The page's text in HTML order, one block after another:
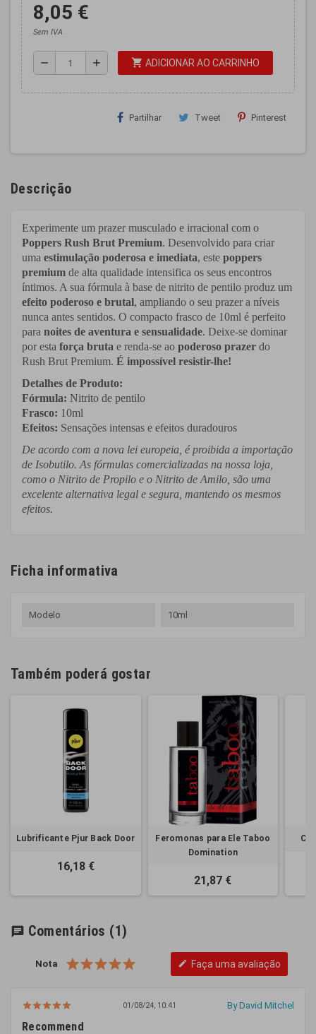
8,05 €
Sem IVA
remove add shopping_cart ADICIONAR AO CARRINHO
Partilhar Tweet Pinterest
Descrição
Experimente um prazer musculado e irracional com o
Poppers Rush Brut Premium. Desenvolvido para criar
uma estimulação poderosa e imediata, este poppers
premium de alta qualidade intensifica os seus encontros
íntimos. A sua fórmula à base de nitrito de pentilo produz um
efeito poderoso e brutal, ampliando o seu prazer a níveis
nunca antes sentidos. O compacto frasco de 10ml é perfeito
para noites de aventura e sensualidade. Deixe-se dominar
por esta força bruta e renda-se ao poderoso prazer do
Rush Brut Premium. É impossível resistir-lhe!
Detalhes de Produto:
Fórmula: Nitrito de pentilo
Frasco: 10ml
Efeitos: Sensações intensas e efeitos duradouros
De acordo com a nova lei europeia, é proibida a importação
de Isobutilo. As fórmulas comercializadas na nossa loja,
como o Nitrito de Propilo e o Nitrito de Amilo, são uma
excelente alternativa legal e segura, mantendo os mesmos
efeitos.
Ficha informativa
Modelo 10ml
Também poderá gostar
Lubrificante Pjur Back Door
16,18 €
Feromonas para Ele Taboo
Domination
21,87 €
chat Comentários (1)
Nota edit Faça uma avaliação
01/08/24, 10:41 By David Mitchel
Recommend